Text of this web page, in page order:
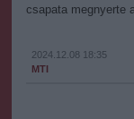
csapata megnyerte
2024.12.08 18:35
MTI